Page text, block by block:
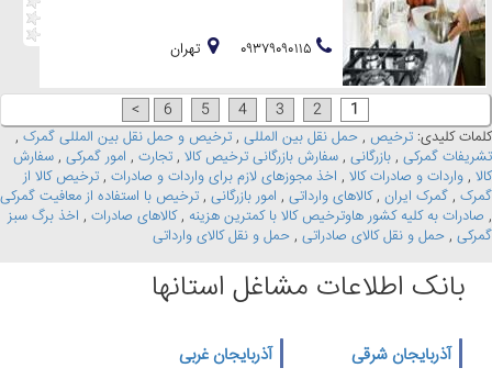
تهران
1
2
3
4
5
6
>
کلمات کلیدی: ترخیص , حمل نقل بین المللی , ترخیص و حمل نقل بین المللی گمرک ,
تشریفات گمرکی , بازرگانی , سفارش بازرگانی ترخیص کالا , تجارت , امور گمرکی , سفارش
کالا , واردات و صادرات کالا , اخذ مجوزهای لازم برای واردات و صادرات , ترخیص کالا از
گمرک , گمرک ایران ,کالاهای وارداتی , امور بازرگانی , ترخیص با استفاده از معافیت گمرکی
, صادرات به کلیه کشور هاوترخیص کالا با کمترین هزینه ,کالاهای صادرات , اخذ برگ سبز
گمرکی , حمل و نقل کالای صادراتی , حمل و نقل کالای وارداتی
بانک اطلاعات مشاغل استانها
آذربایجان شرقی
آذربایجان غربی